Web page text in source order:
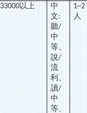
33000以上
中
文:
聽/
中
等、
說/
流
利、
讀/
中
等、
1~2
人